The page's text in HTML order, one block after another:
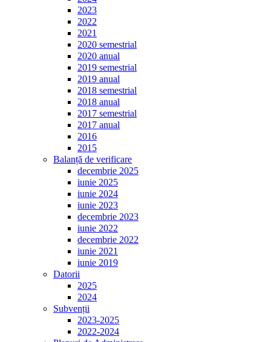
2023
2022
2021
2020 semestrial
2020 anual
2019 semestrial
2019 anual
2018 semestrial
2018 anual
2017 semestrial
2017 anual
2016
2015
Balanță de verificare
decembrie 2025
iunie 2025
iunie 2024
iunie 2023
decembrie 2023
iunie 2022
decembrie 2022
iunie 2021
iunie 2019
Datorii
2025
2024
Subvenții
2023-2025
2022-2024